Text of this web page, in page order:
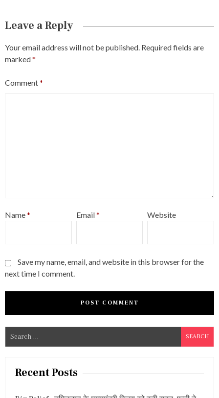
Leave a Reply
Your email address will not be published. Required fields are
marked*
Comment*
Name* Email* Website
Save my name, email, and website in this browser for the
next time I comment.
e
a
Recent Posts